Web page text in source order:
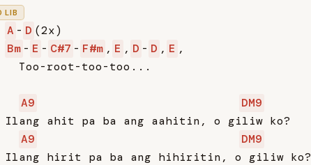
LIB
A - D (2x)
Bm - E - C#7 - F#m , E , D - D , E ,
Too-root-too-too...
A9
DM9
Ilang ahit pa ba ang aahitin, o giliw ko?
A9
DM9
Ilang hirit pa ba ang hihiritin, o giliw ko?